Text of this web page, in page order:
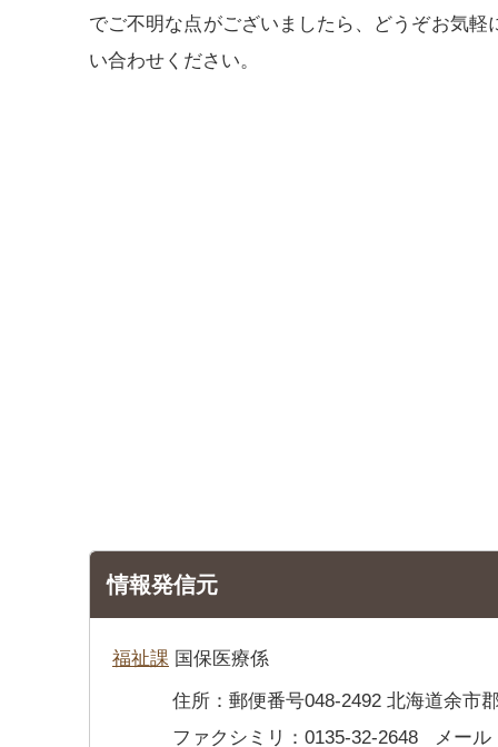
でご不明な点がございましたら、どうぞお気軽
い合わせください。
情報発信元
福祉課 国保医療係
住所：郵便番号048-2492 北海道余市
ファクシミリ：0135-32-2648
メール